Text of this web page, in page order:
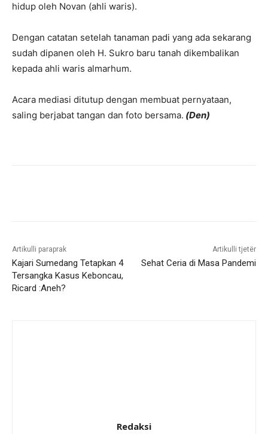
hidup oleh Novan (ahli waris).
Dengan catatan setelah tanaman padi yang ada sekarang
sudah dipanen oleh H. Sukro baru tanah dikembalikan
kepada ahli waris almarhum.
Acara mediasi ditutup dengan membuat pernyataan,
saling berjabat tangan dan foto bersama. (Den)
Artikulli paraprak
Kajari Sumedang Tetapkan 4
Tersangka Kasus Keboncau,
Ricard :Aneh?
Artikulli tjetër
Sehat Ceria di Masa Pandemi
Redaksi